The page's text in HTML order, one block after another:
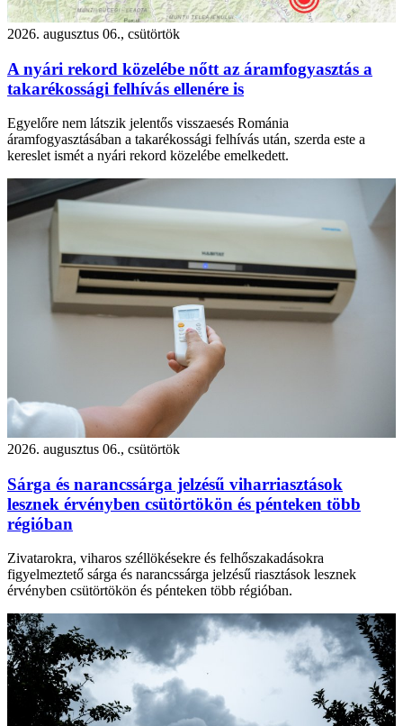
2026. augusztus 06., csütörtök
A nyári rekord közelébe nőtt az áramfogyasztás a
takarékossági felhívás ellenére is
Egyelőre nem látszik jelentős visszaesés Románia
áramfogyasztásában a takarékossági felhívás után, szerda este a
kereslet ismét a nyári rekord közelébe emelkedett.
2026. augusztus 06., csütörtök
Sárga és narancssárga jelzésű viharriasztások
lesznek érvényben csütörtökön és pénteken több
régióban
Zivatarokra, viharos széllökésekre és felhőszakadásokra
figyelmeztető sárga és narancssárga jelzésű riasztások lesznek
érvényben csütörtökön és pénteken több régióban.